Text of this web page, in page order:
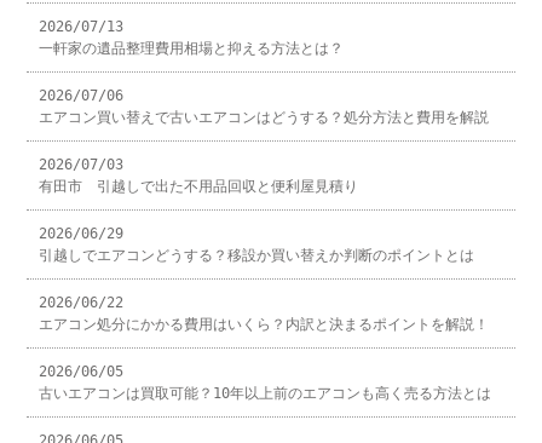
2026/07/13
一軒家の遺品整理費用相場と抑える方法とは？
2026/07/06
エアコン買い替えで古いエアコンはどうする？処分方法と費用を解説
2026/07/03
有田市 引越しで出た不用品回収と便利屋見積り
2026/06/29
引越しでエアコンどうする？移設か買い替えか判断のポイントとは
2026/06/22
エアコン処分にかかる費用はいくら？内訳と決まるポイントを解説！
2026/06/05
古いエアコンは買取可能？10年以上前のエアコンも高く売る方法とは